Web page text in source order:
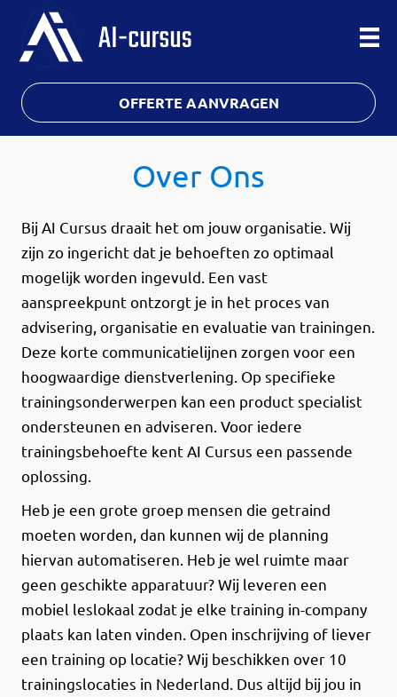
OFFERTE AANVRAGEN
Over Ons
Bij AI Cursus draait het om jouw organisatie. Wij
zijn zo ingericht dat je behoeften zo optimaal
mogelijk worden ingevuld. Een vast
aanspreekpunt ontzorgt je in het proces van
advisering, organisatie en evaluatie van trainingen.
Deze korte communicatielijnen zorgen voor een
hoogwaardige dienstverlening. Op specifieke
trainingsonderwerpen kan een product specialist
ondersteunen en adviseren. Voor iedere
trainingsbehoefte kent AI Cursus een passende
oplossing.
Heb je een grote groep mensen die getraind
moeten worden, dan kunnen wij de planning
hiervan automatiseren. Heb je wel ruimte maar
geen geschikte apparatuur? Wij leveren een
mobiel leslokaal zodat je elke training in-company
plaats kan laten vinden. Open inschrijving of liever
een training op locatie? Wij beschikken over 10
trainingslocaties in Nederland. Dus altijd bij jou in